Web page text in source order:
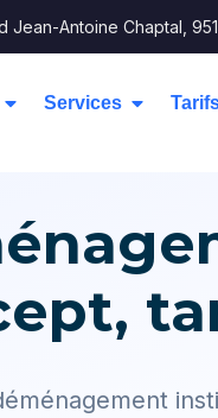
Jean-Antoine Chaptal,
Services